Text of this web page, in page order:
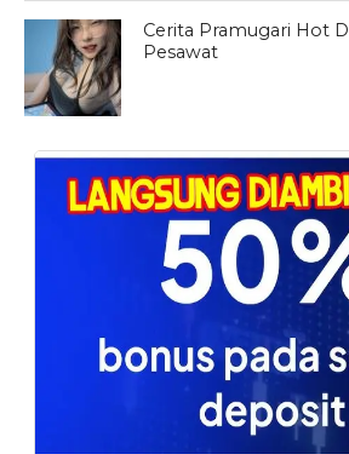
Cerita Pramugari Hot
Pesawat